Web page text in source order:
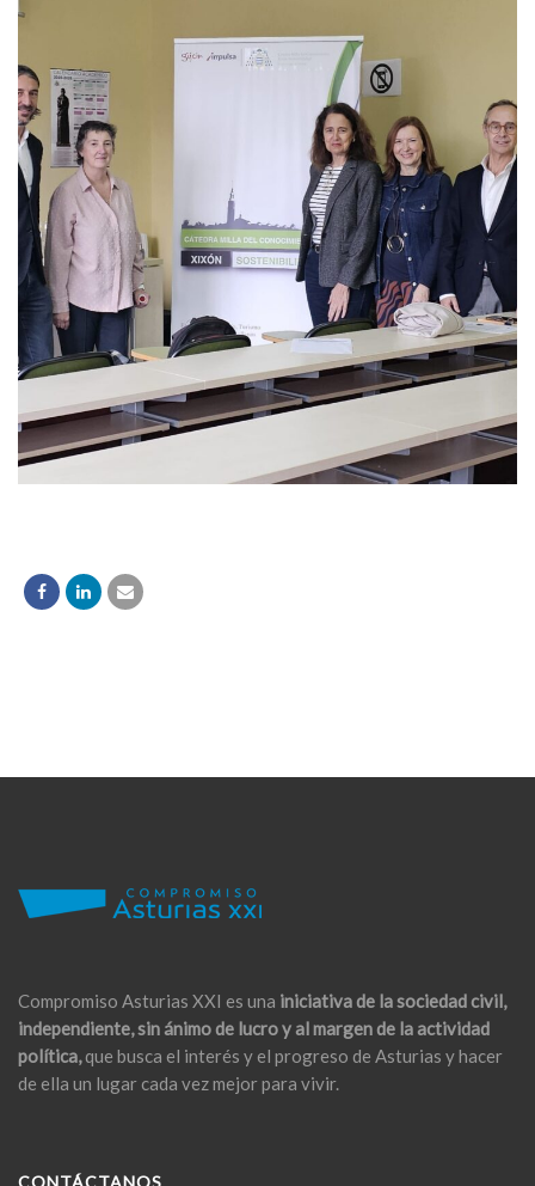
Compromiso Asturias XXI es una iniciativa de la sociedad civil,
independiente, sin ánimo de lucro y al margen de la actividad
política,que busca el interés y el progreso de Asturias y hacer
de ella un lugar cada vez mejor para vivir.
CONTÁCTANOS